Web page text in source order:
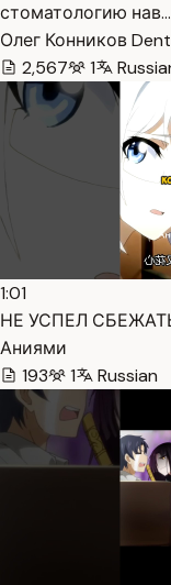
стоматологию
Олег Конников
2,567
1
1:01
НЕ УСПЕЛ
Аниями
193
1 Russian